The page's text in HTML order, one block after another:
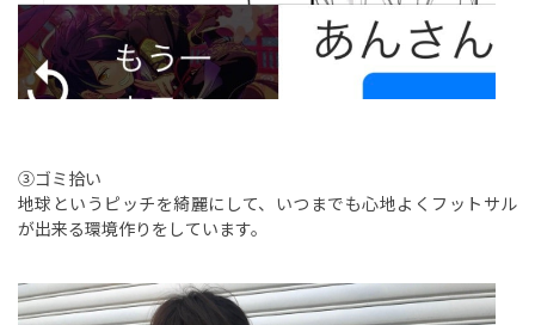
③ゴミ拾い
地球というピッチを綺麗にして、いつまでも心地よくフットサル
が出来る環境作りをしています。